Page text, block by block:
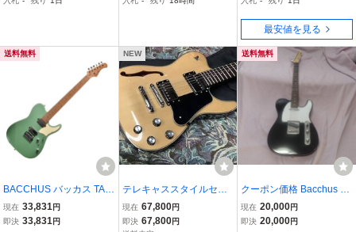
付
最安値を見る
送料無料
BACCHUS バッカス TAC
24 STD-RSM/M M-SFG
エレキギター
現在 33,831 円
即決 33,831 円
NEW
テレキャススタイルセミ
アコ Bacchus 小ぶりな
セミアコ Bacchus BA
現在 67,800円
即決 67,800円
送料無料
クーポン価格 Bacchus U
NIVERSE SERIES テレキ
ャスター Black
現在 20,000円
即決 20,000円